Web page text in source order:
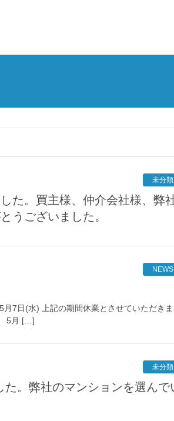
未分類
うございました。
NEWS
日(水) 上記の期間休業とさせていただきま
5月 […]
未分類